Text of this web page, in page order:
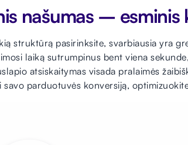
našumas – esminis
struktūrą pasirinksite, svarbiausia yra
laiką sutrumpinus bent viena
atsiskaitymas visada pralaimės
savo parduotuvės konversiją,